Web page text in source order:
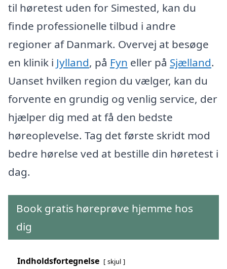
til høretest uden for Simested, kan du
finde professionelle tilbud i andre
regioner af Danmark. Overvej at besøge
en klinik i Jylland, på Fyn eller på Sjælland.
Uanset hvilken region du vælger, kan du
forvente en grundig og venlig service, der
hjælper dig med at få den bedste
høreoplevelse. Tag det første skridt mod
bedre hørelse ved at bestille din høretest i
dag.
Book gratis høreprøve hjemme hos
dig
Indholdsfortegnelse skjul